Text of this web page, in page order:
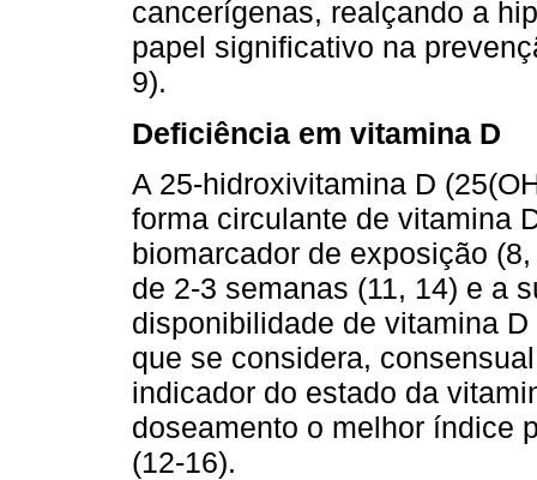
cancerígenas, realçando a
papel significativo na
9).
Deficiência em vitamina D
A 25-hidroxivitamina D
forma circulante de vitamina
biomarcador de exposição
de 2-3 semanas (11, 14) e a
disponibilidade de vitamina
que se considera,
indicador do estado da
doseamento o melhor índice
(12-16).